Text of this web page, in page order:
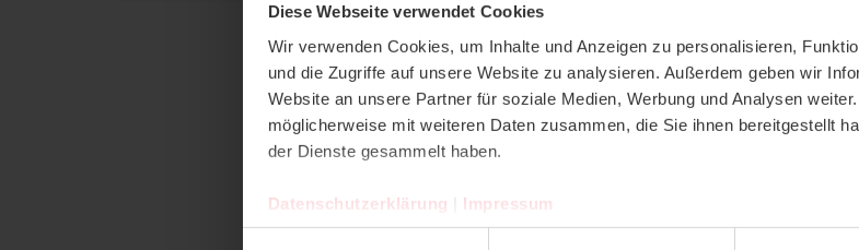
Diese Webseite verwendet Cookies
Wir verwenden Cookies, um Inhalte und Anzeigen zu personalisieren,
und die Zugriffe auf unsere Website zu analysieren. Außerdem geben wir
Website an unsere Partner für soziale Medien, Werbung und Analysen
möglicherweise mit weiteren Daten zusammen, die Sie ihnen bereitgestellt
der Dienste gesammelt haben.
Datenschutzerklärung
Impressum